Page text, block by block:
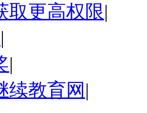
取更高权限|
|
|
续教育网 |